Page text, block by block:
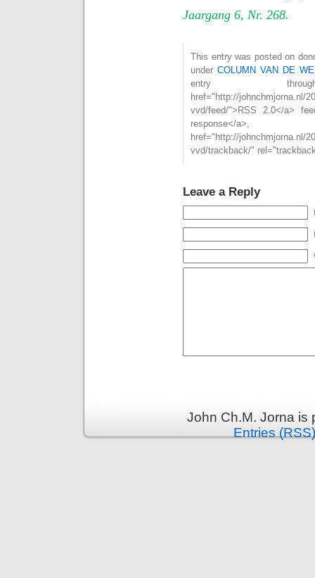
Jaargang 6, Nr. 268.
This entry was posted on
under COLUMN VAN DE
entry
href="http://johnchmjorna.nl/
vvd/feed/">RSS 2.0</a>
href="http://johnchmjorna.nl/
vvd/trackback/"
Leave a Reply
John Ch.M. Jorna
Entries (RSS)